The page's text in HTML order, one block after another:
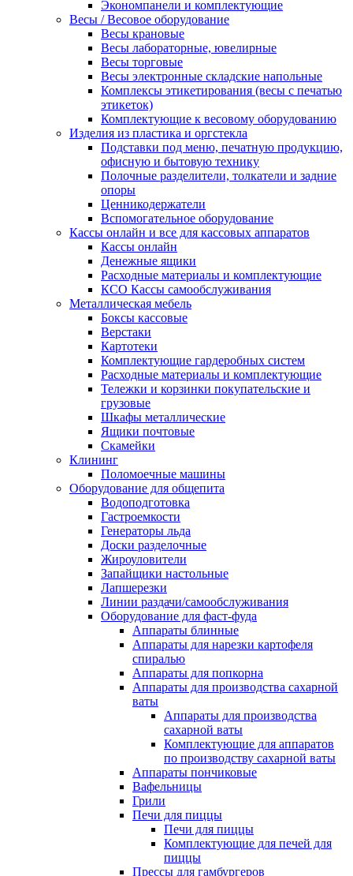
Экономпанели и комплектующие
Весы / Весовое оборудование
Весы крановые
Весы лабораторные, ювелирные
Весы торговые
Весы электронные складские напольные
Комплексы этикетирования (весы с печатью
этикеток)
Комплектующие к весовому оборудованию
Изделия из пластика и оргстекла
Подставки под меню, печатную продукцию,
офисную и бытовую технику
Полочные разделители, толкатели и задние
опоры
Ценникодержатели
Вспомогательное оборудование
Кассы онлайн и все для кассовых аппаратов
Кассы онлайн
Денежные ящики
Расходные материалы и комплектующие
КСО Кассы самообслуживания
Металлическая мебель
Боксы кассовые
Верстаки
Картотеки
Комплектующие гардеробных систем
Расходные материалы и комплектующие
Тележки и корзинки покупательские и
грузовые
Шкафы металлические
Ящики почтовые
Скамейки
Клининг
Поломоечные машины
Оборудование для общепита
Водоподготовка
Гастроемкости
Генераторы льда
Доски разделочные
Жироуловители
Запайщики настольные
Лапшерезки
Линии раздачи/самообслуживания
Оборудование для фаст-фуда
Аппараты блинные
Аппараты для нарезки картофеля
спиралью
Аппараты для попкорна
Аппараты для производства сахарной
ваты
Аппараты для производства
сахарной ваты
Комплектующие для аппаратов
по производству сахарной ваты
Аппараты пончиковые
Вафельницы
Грили
Печи для пиццы
Печи для пиццы
Комплектующие для печей для
пиццы
Прессы для гамбургеров